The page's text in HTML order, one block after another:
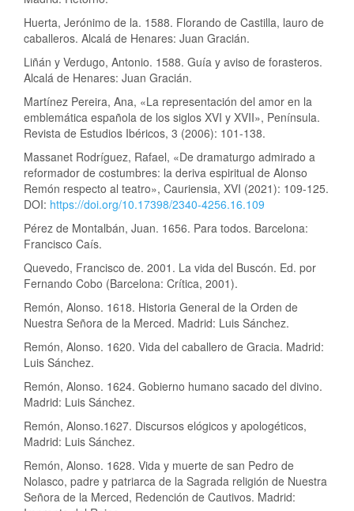
Huerta, Jerónimo de la. 1588. Florando de Castilla, lauro de
caballeros. Alcalá de Henares: Juan Gracián.
Liñán y Verdugo, Antonio. 1588. Guía y aviso de forasteros.
Alcalá de Henares: Juan Gracián.
Martínez Pereira, Ana, «La representación del amor en la
emblemática española de los siglos XVI y XVII», Península.
Revista de Estudios Ibéricos, 3 (2006): 101-138.
Massanet Rodríguez, Rafael, «De dramaturgo admirado a
reformador de costumbres: la deriva espiritual de Alonso
Remón respecto al teatro», Cauriensia, XVI (2021): 109-125.
DOI: https://doi.org/10.17398/2340-4256.16.109
Pérez de Montalbán, Juan. 1656. Para todos. Barcelona:
Francisco Caís.
Quevedo, Francisco de. 2001. La vida del Buscón. Ed. por
Fernando Cobo (Barcelona: Crítica, 2001).
Remón, Alonso. 1618. Historia General de la Orden de
Nuestra Señora de la Merced. Madrid: Luis Sánchez.
Remón, Alonso. 1620. Vida del caballero de Gracia. Madrid:
Luis Sánchez.
Remón, Alonso. 1624. Gobierno humano sacado del divino.
Madrid: Luis Sánchez.
Remón, Alonso.1627. Discursos elógicos y apologéticos,
Madrid: Luis Sánchez.
Remón, Alonso. 1628. Vida y muerte de san Pedro de
Nolasco, padre y patriarca de la Sagrada religión de Nuestra
Señora de la Merced, Redención de Cautivos. Madrid: